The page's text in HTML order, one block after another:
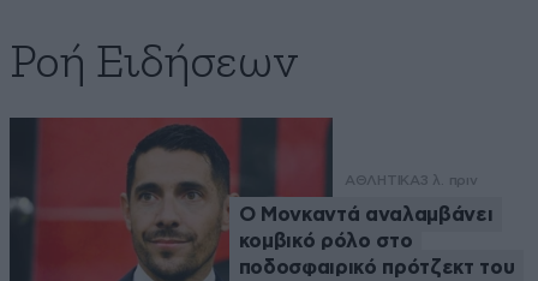
Ροή Ειδήσεων
ΑΘΛΗΤΙΚΑ3 λ. πριν
Ο Μονκαντά αναλαμβάνει
κομβικό ρόλο στο
ποδοσφαιρικό πρότζεκτ του